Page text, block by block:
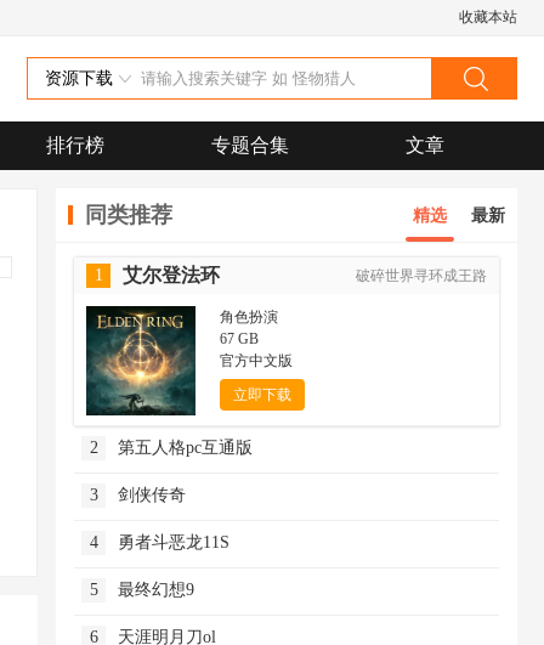
收藏本站
资源下载
排行榜 专题合集 文章
同类推荐 精选 最新
1 艾尔登法环 破碎世界寻环成王路
角色扮演
67 GB
官方中文版
立即下载
2 第五人格pc互通版
3 剑侠传奇
4 勇者斗恶龙11S
5 最终幻想9
6 天涯明月刀ol